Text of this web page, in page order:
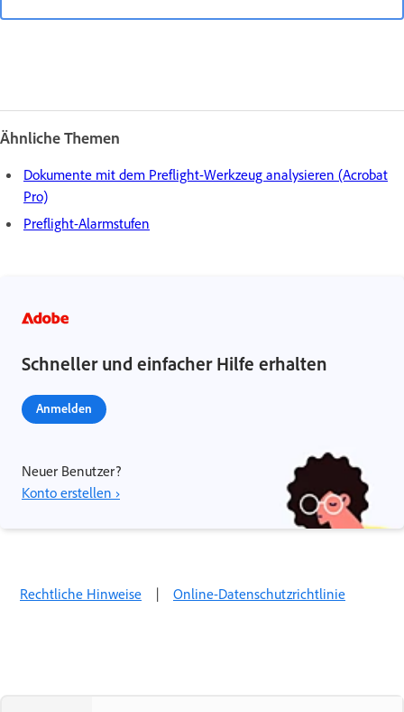
Ähnliche Themen
Dokumente mit dem Preflight-Werkzeug analysieren (Acrobat
Pro)
Preflight-Alarmstufen
Schneller und einfacher Hilfe erhalten
Anmelden
Neuer Benutzer?
Konto erstellen ›
Rechtliche Hinweise | Online-Datenschutzrichtlinie